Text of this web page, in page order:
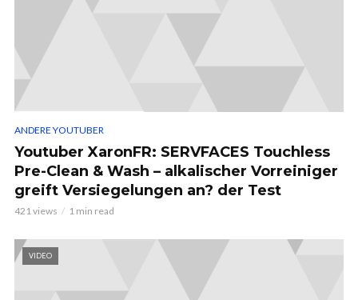
ANDERE YOUTUBER
Youtuber XaronFR: SERVFACES Touchless
Pre-Clean & Wash – alkalischer Vorreiniger
greift Versiegelungen an? der Test
421 views 1 min read
VIDEO